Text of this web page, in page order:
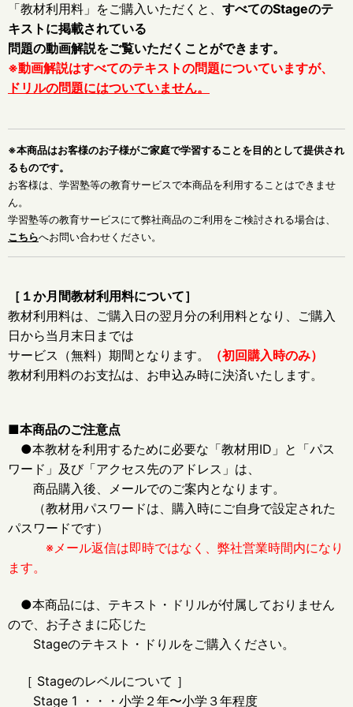
「教材利用料」をご購入いただくと、 すべてのStageのテ
キストに掲載されている
問題の動画解説をご覧いただくことができます。
※動画解説はすべてのテキストの問題についていますが、
ドリルの問題にはついていません。
※本商品はお客様のお子様がご家庭で学習することを目的として提供され
るものです。
お客様は、学習塾等の教育サービスで本商品を利用することはできませ
ん。
学習塾等の教育サービスにて弊社商品のご利用をご検討される場合は、
こちらへお問い合わせください。
［１か月間教材利用料について］
教材利用料は、ご購入日の翌月分の利用料となり、ご購入
日から当月末日までは
サービス（無料）期間となります。
（初回購入時のみ）
教材利用料のお支払は、お申込み時に決済いたします。
■本商品のご注意点
●本教材を利用するために必要な「教材用ID」と「パス
ワード」及び「アクセス先のアドレス」は、
商品購入後、メールでのご案内となります。
（教材用パスワードは、購入時にご自身で設定された
パスワードです）
※メール返信は即時ではなく、弊社営業時間内になり
ます。
●本商品には、テキスト・ドリルが付属しておりません
ので、お子さまに応じた
Stageのテキスト・ドりルをご購入ください。
［ Stageのレベルについて ］
Stage 1 ・・・小学２年〜小学３年程度